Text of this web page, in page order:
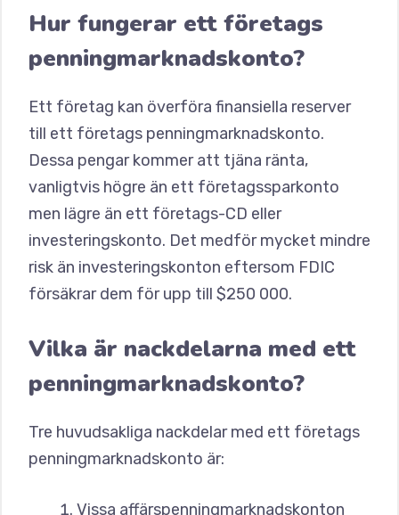
Hur fungerar ett företags
penningmarknadskonto?
Ett företag kan överföra finansiella reserver
till ett företags penningmarknadskonto.
Dessa pengar kommer att tjäna ränta,
vanligtvis högre än ett företagssparkonto
men lägre än ett företags-CD eller
investeringskonto. Det medför mycket mindre
risk än investeringskonton eftersom FDIC
försäkrar dem för upp till $250 000.
Vilka är nackdelarna med ett
penningmarknadskonto?
Tre huvudsakliga nackdelar med ett företags
penningmarknadskonto är:
Vissa affärspenningmarknadskonton